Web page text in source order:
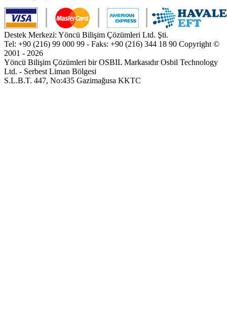
Destek Merkezi: Yöncü Bilişim Çözümleri Ltd. Şti.
Tel: +90 (216) 99 000 99 - Faks: +90 (216) 344 18 90 Copyright ©
2001 - 2026
Yöncü Bilişim Çözümleri bir OSBIL Markasıdır Osbil Technology
Ltd. - Serbest Liman Bölgesi
S.L.B.T. 447, No:435 Gazimağusa KKTC